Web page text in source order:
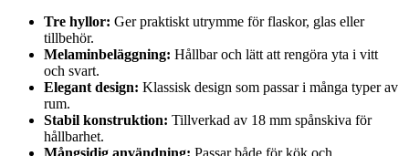
Tre hyllor: Ger praktiskt utrymme för flaskor, glas eller
tillbehör.
Melaminbeläggning: Hållbar och lätt att rengöra yta i vitt
och svart.
Elegant design: Klassisk design som passar i många typer av
rum.
Stabil konstruktion: Tillverkad av 18 mm spånskiva för
hållbarhet.